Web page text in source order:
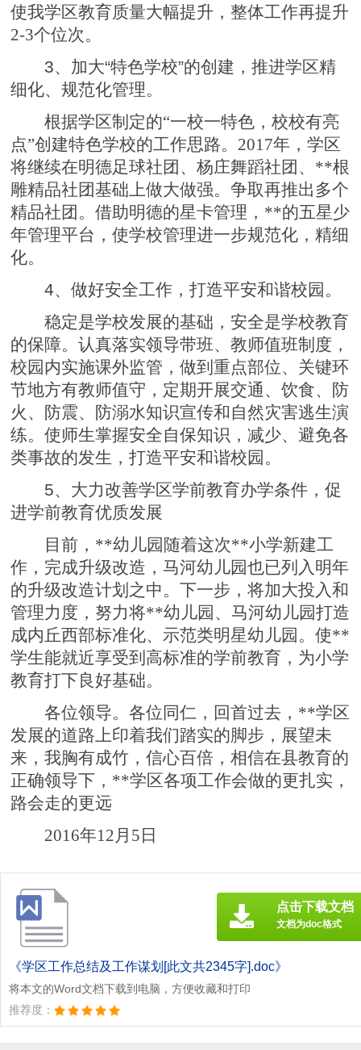
使我学区教育质量大幅提升，整体工作再提升
2-3个位次。
3、加大“特色学校”的创建，推进学区精
细化、规范化管理。
根据学区制定的“一校一特色，校校有亮
点”创建特色学校的工作思路。2017年，学区
将继续在明德足球社团、杨庄舞蹈社团、**根
雕精品社团基础上做大做强。争取再推出多个
精品社团。借助明德的星卡管理，**的五星少
年管理平台，使学校管理进一步规范化，精细
化。
4、做好安全工作，打造平安和谐校园。
稳定是学校发展的基础，安全是学校教育
的保障。认真落实领导带班、教师值班制度，
校园内实施课外监管，做到重点部位、关键环
节地方有教师值守，定期开展交通、饮食、防
火、防震、防溺水知识宣传和自然灾害逃生演
练。使师生掌握安全自保知识，减少、避免各
类事故的发生，打造平安和谐校园。
5、大力改善学区学前教育办学条件，促
进学前教育优质发展
目前，**幼儿园随着这次**小学新建工
作，完成升级改造，马河幼儿园也已列入明年
的升级改造计划之中。下一步，将加大投入和
管理力度，努力将**幼儿园、马河幼儿园打造
成内丘西部标准化、示范类明星幼儿园。使**
学生能就近享受到高标准的学前教育，为小学
教育打下良好基础。
各位领导。各位同仁，回首过去，**学区
发展的道路上印着我们踏实的脚步，展望未
来，我胸有成竹，信心百倍，相信在县教育的
正确领导下，**学区各项工作会做的更扎实，
路会走的更远
2016年12月5日
《学区工作总结及工作谋划[此文共2345字].doc》
将本文的Word文档下载到电脑，方便收藏和打印
推荐度：
点击下载文档
文档为doc格式